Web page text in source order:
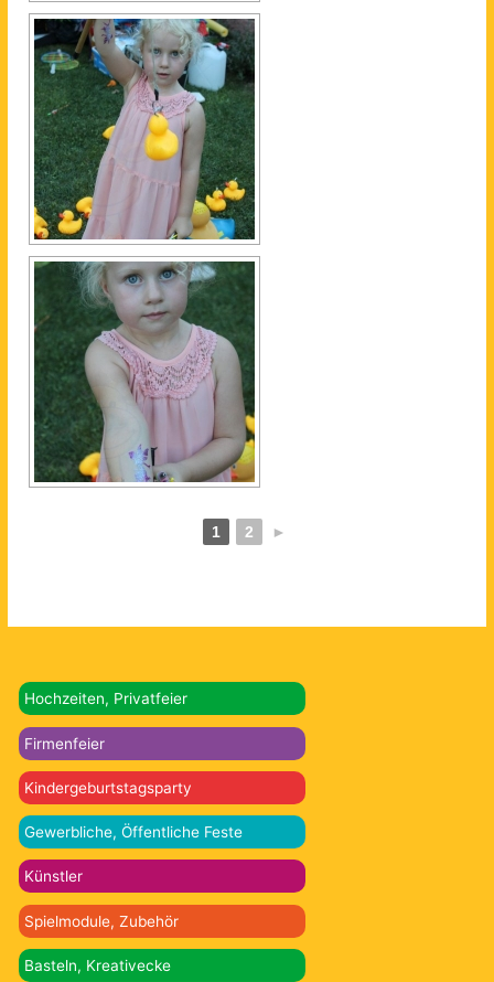
Hochzeiten, Privatfeier
Firmenfeier
Kindergeburtstagsparty
Gewerbliche, Öffentliche Feste
Künstler
Spielmodule, Zubehör
Basteln, Kreativecke
1 2 ►